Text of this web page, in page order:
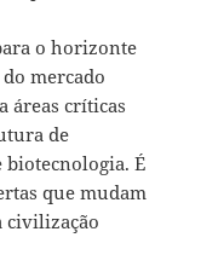
o horizonte
mercado
áreas críticas
de
É
que mudam
civilização